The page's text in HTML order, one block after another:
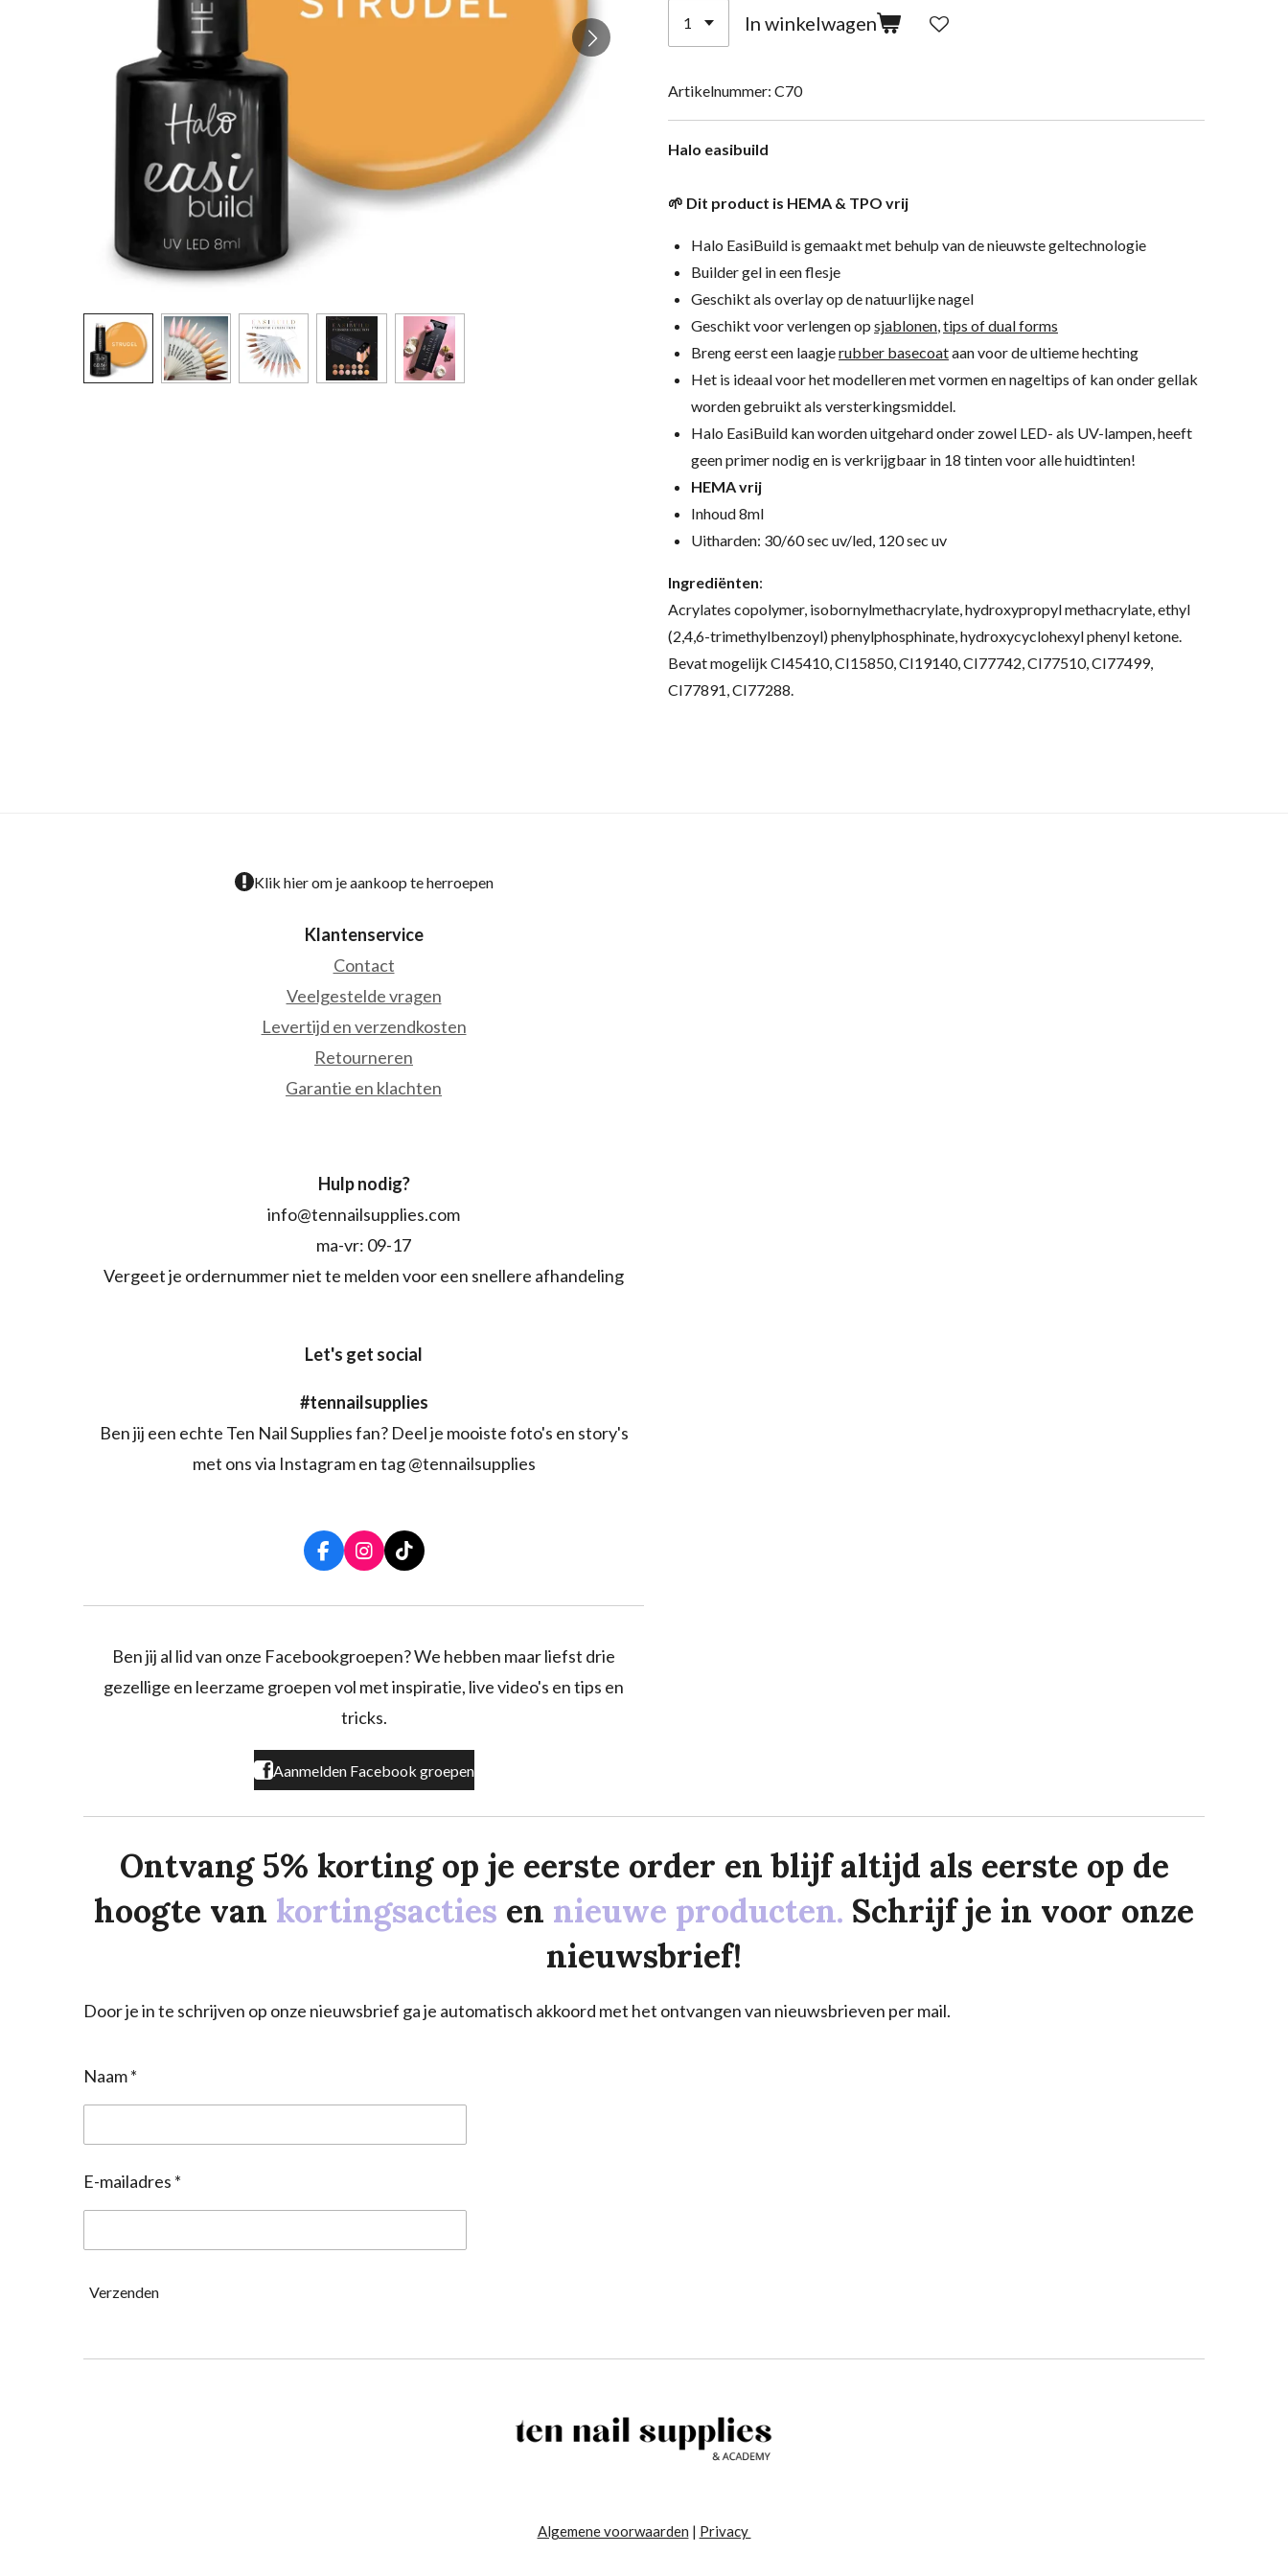
In winkelwagen
Artikelnummer: C70
Halo easibuild
🌱 Dit product is HEMA & TPO vrij
Halo EasiBuild is gemaakt met behulp van de nieuwste geltechnologie
Builder gel in een flesje
Geschikt als overlay op de natuurlijke nagel
Geschikt voor verlengen op sjablonen,tips of dual forms
Breng eerst een laagjerubber basecoataan voor de ultieme hechting
Het is ideaal voor het modelleren met vormen en nageltips of kan onder gellak
worden gebruikt als versterkingsmiddel.
Halo EasiBuild kan worden uitgehard onder zowel LED- als UV-lampen, heeft
geen primer nodig en is verkrijgbaar in 18 tinten voor alle huidtinten!
HEMA vrij
Inhoud 8ml
Uitharden: 30/60 sec uv/led, 120 sec uv
Ingrediënten:
Acrylates copolymer, isobornylmethacrylate, hydroxypropyl methacrylate, ethyl
(2,4,6-trimethylbenzoyl) phenylphosphinate, hydroxycyclohexyl phenyl ketone.
Bevat mogelijk CI45410, CI15850, CI19140, CI77742, CI77510, CI77499,
CI77891, CI77288.
Klik hier om je aankoop te herroepen
Klantenservice
Contact
Veelgestelde vragen
Levertijd en verzendkosten
Retourneren
Garantie en klachten
Hulp nodig?
info@tennailsupplies.com
ma-vr: 09-17
Vergeet je ordernummer niet te melden voor een snellere afhandeling
Let's get social
#tennailsupplies
Ben jij een echte Ten Nail Supplies fan? Deel je mooiste foto's en story's
met ons via Instagram en tag @tennailsupplies
F
a
o
k
I
n
r
a
T
i
k
Ben jij al lid van onze Facebookgroepen? We hebben maar liefst drie
gezellige en leerzame groepen vol met inspiratie, live video's en tips en
tricks.
Aanmelden Facebook groepen
Ontvang 5% korting op je eerste order en blijf altijd als eerste op de
hoogte van kortingsacties en nieuwe producten. Schrijf je in voor onze
nieuwsbrief!
Door je in te schrijven op onze nieuwsbrief ga je automatisch akkoord met het ontvangen van nieuwsbrieven per mail.
Naam *
E-mailadres *
Verzenden
Algemene voorwaarden | Privacy